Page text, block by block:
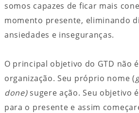
somos capazes de ficar mais
momento presente, eliminando
ansiedades e inseguranças.
O principal objetivo do GTD não
organização. Seu próprio nome (
done)sugere ação. Seu objetivo
para o presente e assim